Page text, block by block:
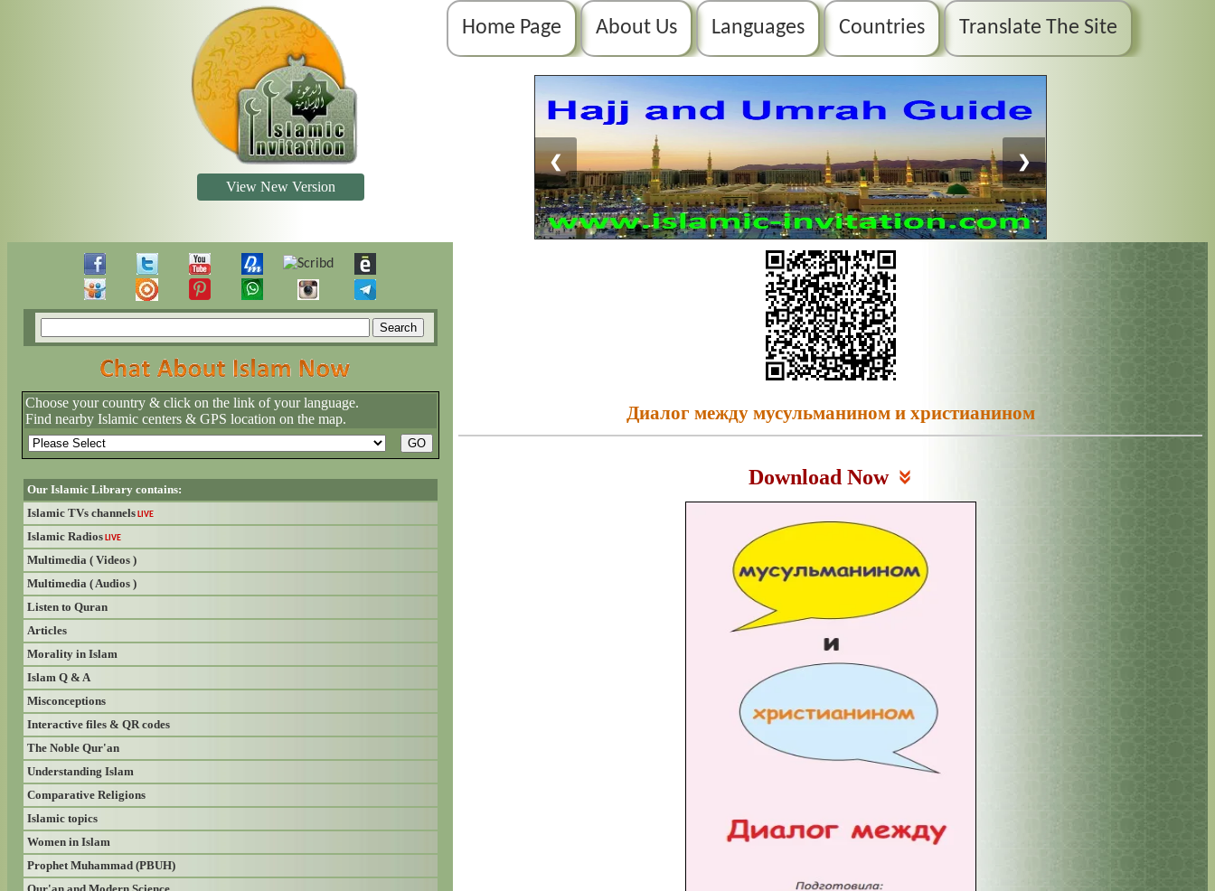
Home Page About Us Languages Countries Translate The Site
❮ ❯
View New Version
Choose your country & click on the link of your language.
Find nearby Islamic centers & GPS location on the map.
Our Islamic Library contains:
Islamic TVs channelsLIVE
Islamic RadiosLIVE
Multimedia ( Videos )
Multimedia ( Audios )
Listen to Quran
Articles
Morality in Islam
Islam Q & A
Misconceptions
Interactive files & QR codes
The Noble Qur'an
Understanding Islam
Comparative Religions
Islamic topics
Women in Islam
Prophet Muhammad (PBUH)
Диалог между мусульманином и христианином
Download Now